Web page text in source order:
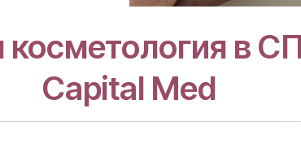
в
Capital Med